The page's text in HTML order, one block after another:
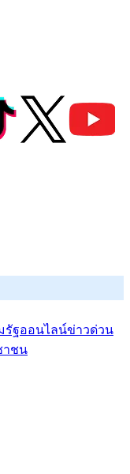
รัฐออนไลน์ข่าวด่วน
าชน